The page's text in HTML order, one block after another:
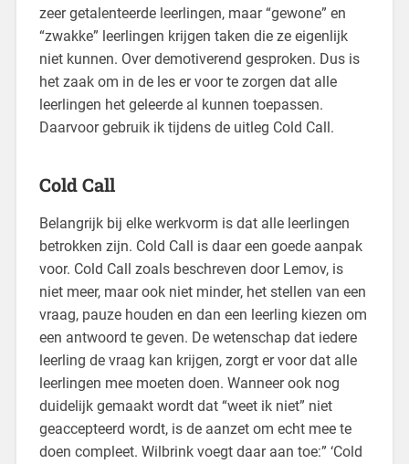
zeer getalenteerde leerlingen, maar “gewone” en
“zwakke” leerlingen krijgen taken die ze eigenlijk
niet kunnen. Over demotiverend gesproken. Dus is
het zaak om in de les er voor te zorgen dat alle
leerlingen het geleerde al kunnen toepassen.
Daarvoor gebruik ik tijdens de uitleg Cold Call.
Cold Call
Belangrijk bij elke werkvorm is dat alle leerlingen
betrokken zijn. Cold Call is daar een goede aanpak
voor. Cold Call zoals beschreven door Lemov, is
niet meer, maar ook niet minder, het stellen van een
vraag, pauze houden en dan een leerling kiezen om
een antwoord te geven. De wetenschap dat iedere
leerling de vraag kan krijgen, zorgt er voor dat alle
leerlingen mee moeten doen. Wanneer ook nog
duidelijk gemaakt wordt dat “weet ik niet” niet
geaccepteerd wordt, is de aanzet om echt mee te
doen compleet. Wilbrink voegt daar aan toe:” ‘Cold